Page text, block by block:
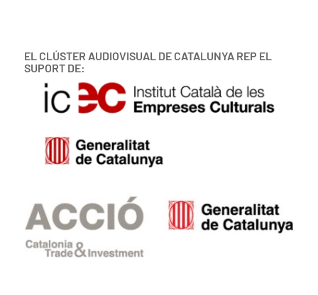
EL CLÚSTER AUDIOVISUAL DE CATALUNYA REP EL
SUPORT DE: